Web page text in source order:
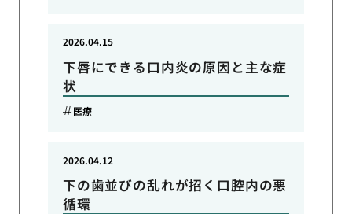
下唇にできる口内炎の原因と主な症
状
2026.04.15
医療
下の歯並びの乱れが招く口腔内の悪
循環
2026.04.12